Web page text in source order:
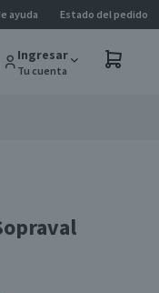
ayuda Estado del pedido
Ingresar
Tu cuenta